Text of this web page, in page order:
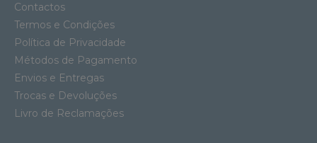
Contactos
Termos e Condições
Política de Privacidade
Métodos de Pagamento
Envios e Entregas
Trocas e Devoluções
Livro de Reclamações